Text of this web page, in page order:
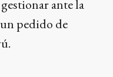
ante la
pedido de